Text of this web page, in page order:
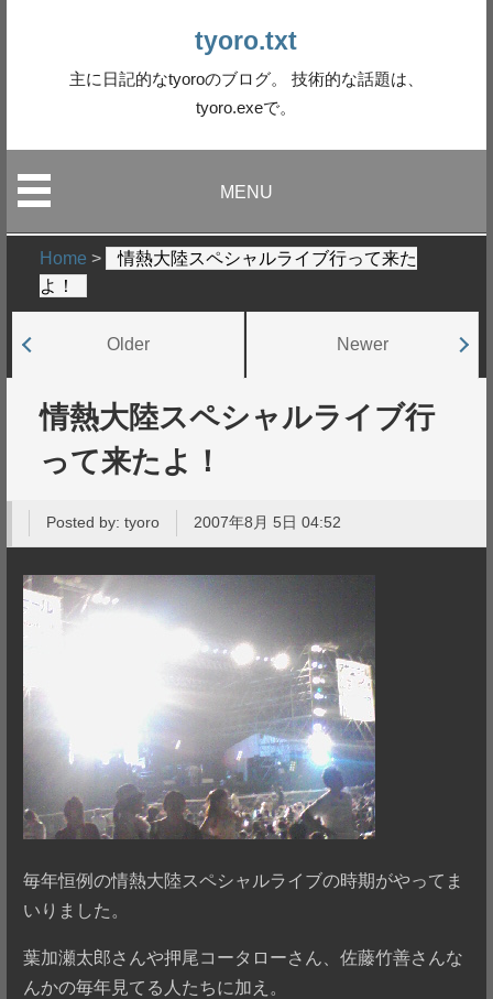
tyoro.txt
主に日記的なtyoroのブログ。 技術的な話題は、
tyoro.exeで。
MENU
Home >
情熱大陸スペシャルライブ行って来た
よ！
Older Newer
情熱大陸スペシャルライブ行
って来たよ！
Posted by:tyoro 2007年8月 5日 04:52
毎年恒例の情熱大陸スペシャルライブの時期がやってま
いりました。
葉加瀬太郎さんや押尾コータローさん、佐藤竹善さんな
んかの毎年見てる人たちに加え。